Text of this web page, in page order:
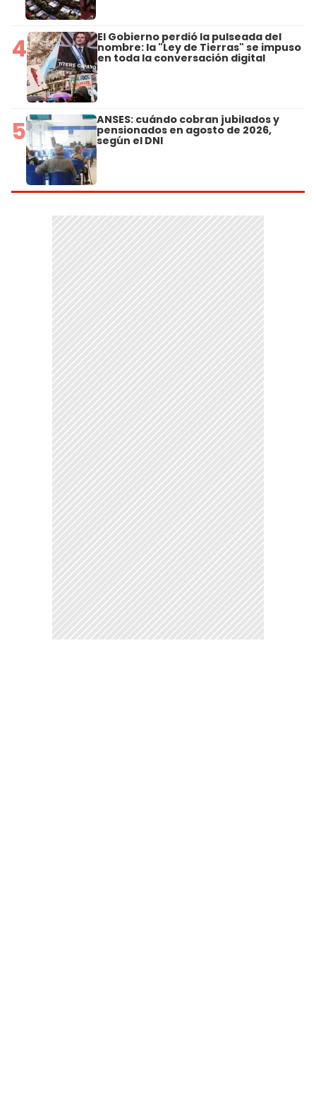
4 El Gobierno perdió la pulseada del
nombre: la "Ley de Tierras" se impuso
en toda la conversación digital
5 ANSES: cuándo cobran jubilados y
pensionados en agosto de 2026,
según el DNI